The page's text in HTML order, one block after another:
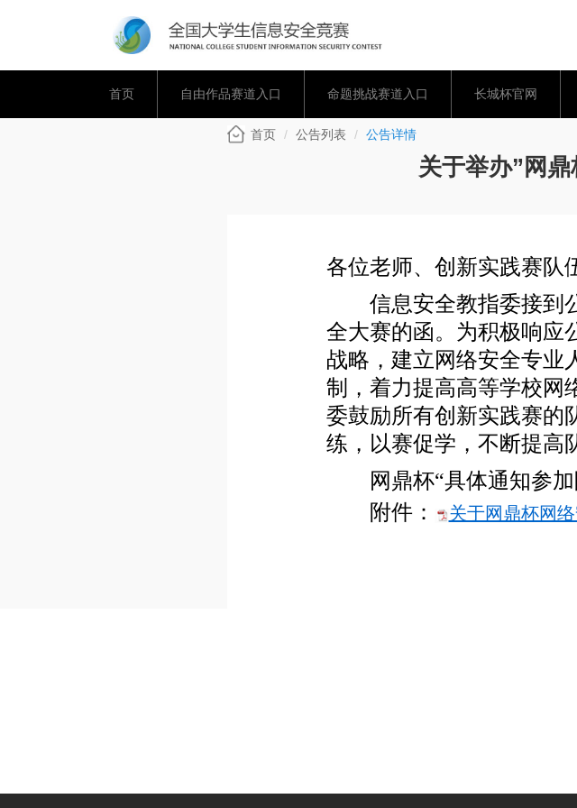
首页 自由作品赛道入口 命题挑战赛道入口 长城杯官网
首页 公告列表 公告详情
关于举办”网
各位老师、创新实践赛队
信息安全教指委接到公
全大赛的函。为积极响应
战略，建立网络安全专业
制，着力提高高等学校网
委鼓励所有创新实践赛的
练，以赛促学，不断提高
网鼎杯“具体通知参加
附件：
关于网鼎杯网